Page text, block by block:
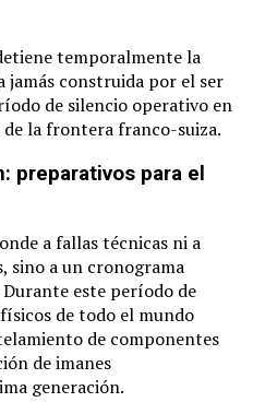
temporalmente la
jamás construida por el ser
de silencio operativo en
la frontera franco-suiza.
preparativos para el
a fallas técnicas ni a
sino a un cronograma
este período de
de todo el mundo
de componentes
de imanes
generación.